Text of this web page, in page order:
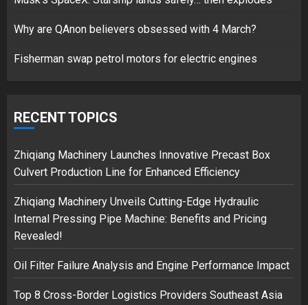
2
3
Musk’s SpaceX: Starship lands
safely… then explodes
Why are QAnon believers obsessed with 4 March?
Fisherman swap petrol motors for electric engines
RECENT TOPICS
Zhiqiang Machinery Launches Innovative Precast Box
Culvert Production Line for Enhanced Efficiency
Zhiqiang Machinery Unveils Cutting-Edge Hydraulic
Internal Pressing Pipe Machine: Benefits and Pricing
Revealed!
Oil Filter Failure Analysis and Engine Performance Impact
Top 8 Cross-Border Logistics Providers Southeast Asia